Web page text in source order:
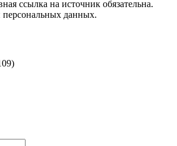
ссылка на источник обязательна.
данных.